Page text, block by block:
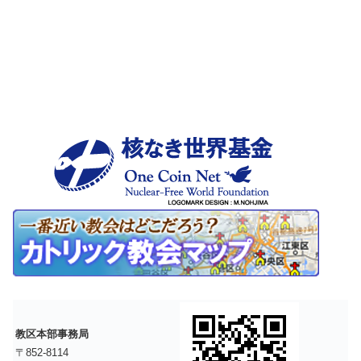
教区本部事務局
〒852-8114